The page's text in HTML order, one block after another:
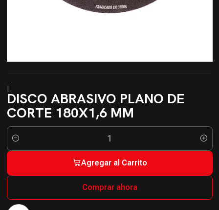
|
DISCO ABRASIVO PLANO DE
CORTE 180X1,6 MM
Cantidad
Agregar al Carrito
Comprar ahora